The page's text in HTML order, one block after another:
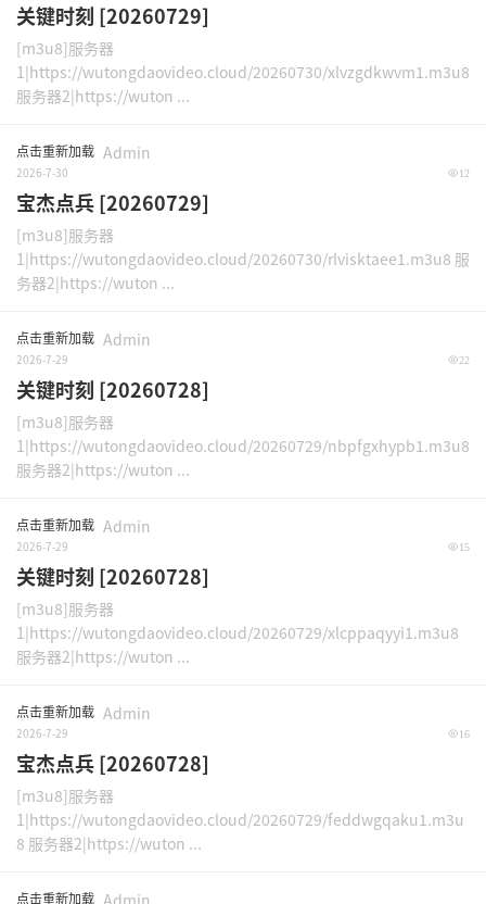
关键时刻 [20260729]
[m3u8]服务器
1|https://wutongdaovideo.cloud/20260730/xlvzgdkwvm1.m3u8
服务器2|https://wuton ...
点击重新加载 Admin
2026-7-30 12
宝杰点兵 [20260729]
[m3u8]服务器
1|https://wutongdaovideo.cloud/20260730/rlvisktaee1.m3u8 服
务器2|https://wuton ...
点击重新加载 Admin
2026-7-29 22
关键时刻 [20260728]
[m3u8]服务器
1|https://wutongdaovideo.cloud/20260729/nbpfgxhypb1.m3u8
服务器2|https://wuton ...
点击重新加载 Admin
2026-7-29 15
关键时刻 [20260728]
[m3u8]服务器
1|https://wutongdaovideo.cloud/20260729/xlcppaqyyi1.m3u8
服务器2|https://wuton ...
点击重新加载 Admin
2026-7-29 16
宝杰点兵 [20260728]
[m3u8]服务器
1|https://wutongdaovideo.cloud/20260729/feddwgqaku1.m3u
8 服务器2|https://wuton ...
点击重新加载 Admin